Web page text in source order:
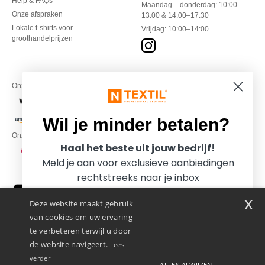
Onze afspraken
Lokale t-shirts voor
groothandelprijzen
Maandag – donderdag: 10:00–
13:00 & 14:00–17:30
Vrijdag: 10:00–14:00
Onze financiële partners
Onze transporteurs
Deze website maakt gebruik
van cookies om uw ervaring
te verbeteren terwijl u door
de website navigeert. Lees
verder
x
Wil je minder betalen?
Haal het beste uit jouw bedrijf!
Meld je aan voor exclusieve aanbiedingen
rechtstreeks naar je inbox